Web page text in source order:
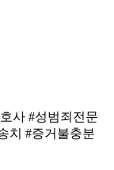
사 #성범죄전문
치 #증거불충분